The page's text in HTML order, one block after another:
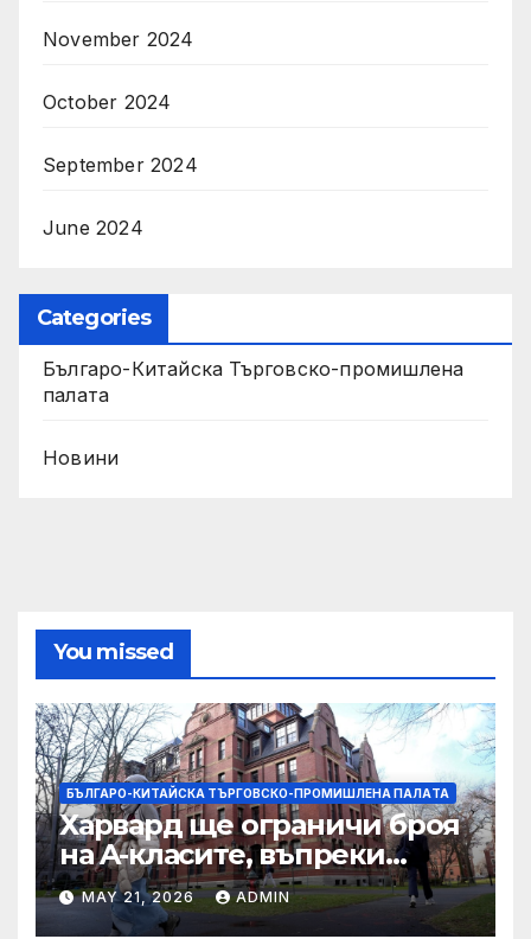
November 2024
October 2024
September 2024
June 2024
Categories
Българо-Китайска Търговско-промишлена
палaта
Новини
You missed
БЪЛГАРО-КИТАЙСКА ТЪРГОВСКО-ПРОМИШЛЕНА ПАЛAТА
Харвард ще ограничи броя
на A-класите, въпреки
силната съпротива на
студентите
MAY 21, 2026 ADMIN